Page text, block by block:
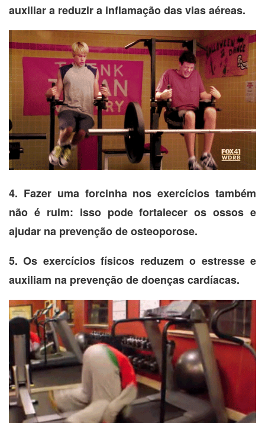
auxiliar a reduzir a inflamação das vias aéreas.
4. Fazer uma forcinha nos exercícios também
não é ruim: isso pode fortalecer os ossos e
ajudar na prevenção de osteoporose.
5. Os exercícios físicos reduzem o estresse e
auxiliam na prevenção de doenças cardíacas.